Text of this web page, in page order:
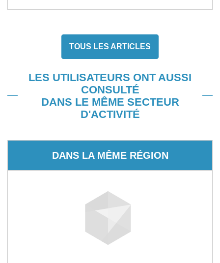
TOUS LES ARTICLES
LES UTILISATEURS ONT AUSSI
CONSULTÉ
DANS LE MÊME SECTEUR
D'ACTIVITÉ
DANS LA MÊME RÉGION